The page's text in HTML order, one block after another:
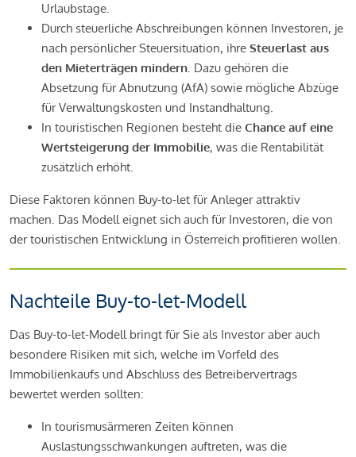
Urlaubstage.
Durch steuerliche Abschreibungen können Investoren, je
nach persönlicher Steuersituation, ihre Steuerlast aus
den Mieterträgen mindern. Dazu gehören die
Absetzung für Abnutzung (AfA) sowie mögliche Abzüge
für Verwaltungskosten und Instandhaltung.
In touristischen Regionen besteht die Chance auf eine
Wertsteigerung der Immobilie, was die Rentabilität
zusätzlich erhöht.
Diese Faktoren können Buy-to-let für Anleger attraktiv
machen. Das Modell eignet sich auch für Investoren, die von
der touristischen Entwicklung in Österreich profitieren wollen.
Nachteile Buy-to-let-Modell
Das Buy-to-let-Modell bringt für Sie als Investor aber auch
besondere Risiken mit sich, welche im Vorfeld des
Immobilienkaufs und Abschluss des Betreibervertrags
bewertet werden sollten:
In tourismusärmeren Zeiten können
Auslastungsschwankungen auftreten, was die